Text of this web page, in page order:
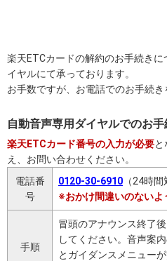
楽天ETCカードの解約のお手続き
イヤルにて承っております。
お手数ですが、お電話でのお手続き
自動音声専用ダイヤルでのお手
楽天ETCカード番号の入力が必要
え、お問い合わせください。
電話番
号
0120-30-6910 （24時間
※おかけ間違いのないよ
手順
冒頭のアナウンス終了
してください。音声案
とガイダンスメニュー